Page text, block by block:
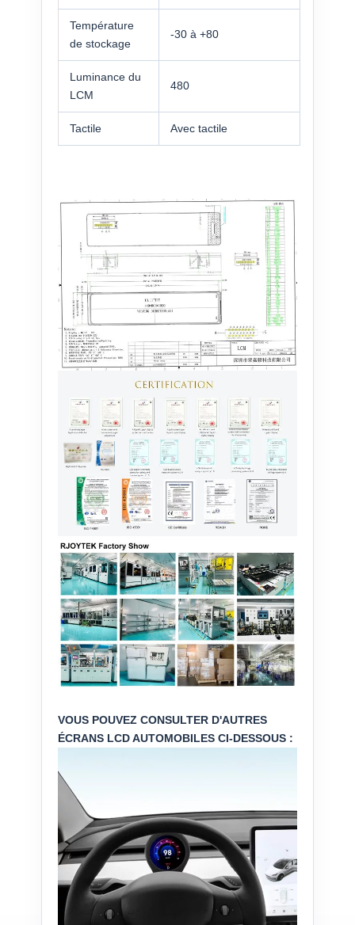
Température
de stockage
-30 à +80
Luminance du
LCM
480
Tactile Avec tactile
VOUS POUVEZ CONSULTER D'AUTRES
ÉCRANS LCD AUTOMOBILES CI-DESSOUS :